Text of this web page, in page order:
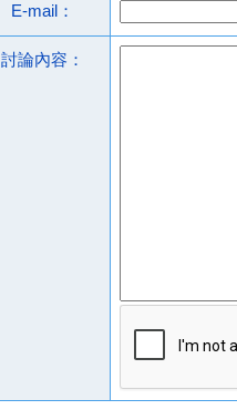
E-mail：
討論內容：